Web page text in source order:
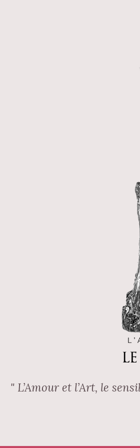
" L’Amour et l’Art, le